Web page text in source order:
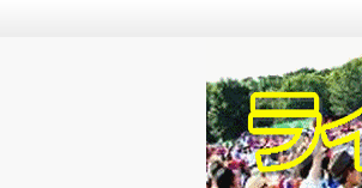
ライブ
通年で国内
を観る為にラ
と服装にマナ